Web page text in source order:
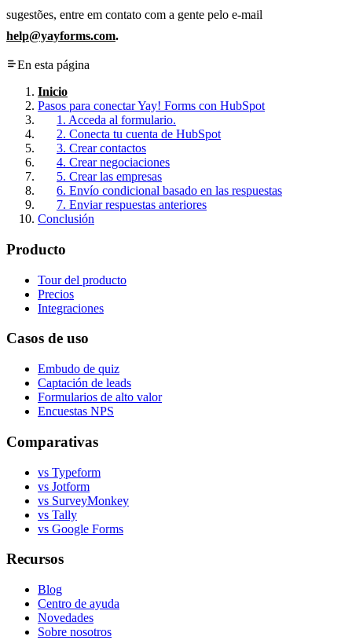
sugestões, entre em contato com a gente pelo e-mail
help@yayforms.com.
En esta página
Inicio
Pasos para conectar Yay! Forms con HubSpot
1. Acceda al formulario.
2. Conecta tu cuenta de HubSpot
3. Crear contactos
4. Crear negociaciones
5. Crear las empresas
6. Envío condicional basado en las respuestas
7. Enviar respuestas anteriores
Conclusión
Producto
Tour del producto
Precios
Integraciones
Casos de uso
Embudo de quiz
Captación de leads
Formularios de alto valor
Encuestas NPS
Comparativas
vs Typeform
vs Jotform
vs SurveyMonkey
vs Tally
vs Google Forms
Recursos
Blog
Centro de ayuda
Novedades
Sobre nosotros